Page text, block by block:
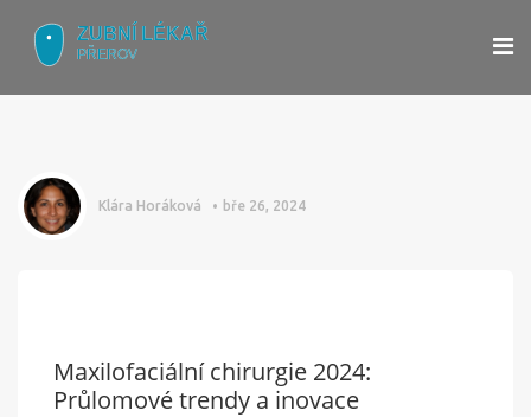
Klára Horáková bře 26, 2024
Maxilofaciální chirurgie 2024:
Průlomové trendy a inovace